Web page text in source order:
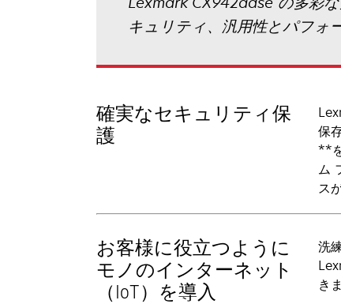
キュリティ、汎用性とパフォ
確実なセキュリティ保
護
保
**
ム
ス
お客様に役立つように
モノのインターネット
（IoT）を導入
洗
き